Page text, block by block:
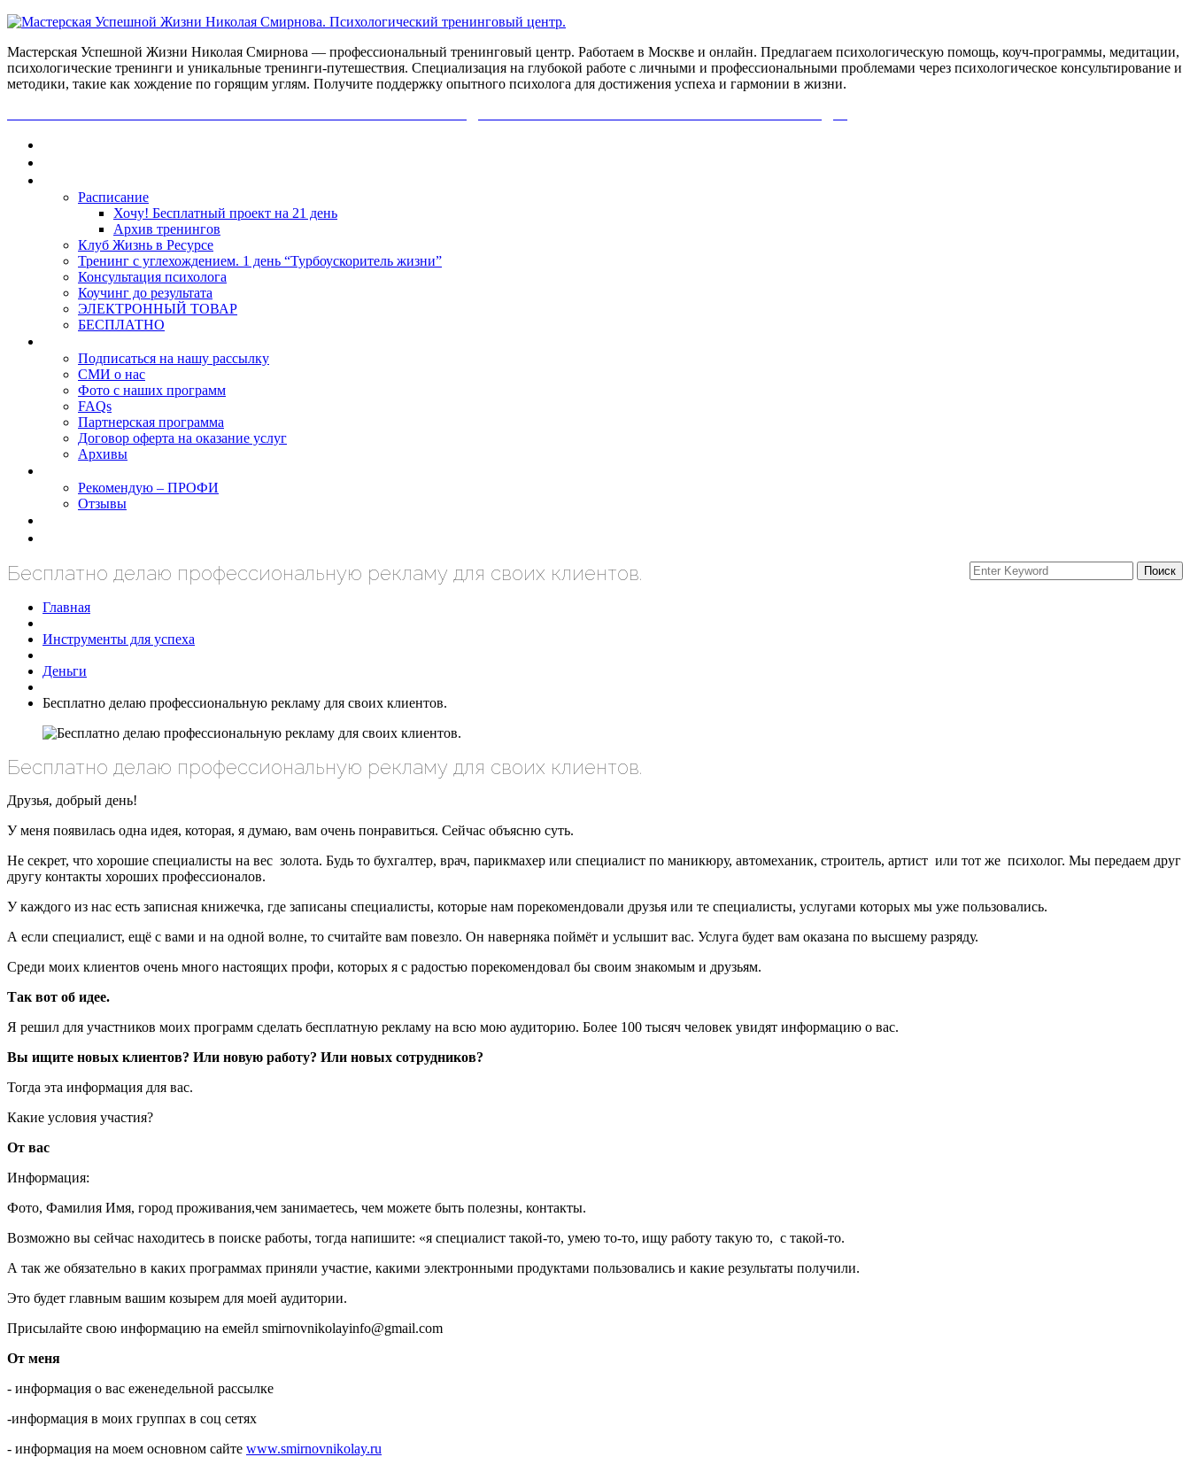
Мастерская Успешной Жизни Николая Смирнова — профессиональный тренинговый центр. Работаем в Москве и онлайн. Предлагаем психологическую помощь, коуч-программы, медитации,
психологические тренинги и уникальные тренинги-путешествия. Специализация на глубокой работе с личными и профессиональными проблемами через психологическое консультирование и
методики, такие как хождение по горящим углям. Получите поддержку опытного психолога для достижения успеха и гармонии в жизни.
Расписание
Хочу! Бесплатный проект на 21 день
Архив тренингов
Клуб Жизнь в Ресурсе
Тренинг с углехождением. 1 день “Турбоускоритель жизни”
Консультация психолога
Коучинг до результата
ЭЛЕКТРОННЫЙ ТОВАР
БЕСПЛАТНО
Подписаться на нашу рассылку
СМИ о нас
Фото с наших программ
FAQs
Партнерская программа
Договор оферта на оказание услуг
Архивы
Рекомендую – ПРОФИ
Отзывы
Бесплатно делаю профессиональную рекламу для своих клиентов.
Главная
Инструменты для успеха
Деньги
Бесплатно делаю профессиональную рекламу для своих клиентов.
Бесплатно делаю профессиональную рекламу для своих клиентов.
Друзья, добрый день!
У меня появилась одна идея, которая, я думаю, вам очень понравиться. Сейчас объясню суть.
Не секрет, что хорошие специалисты на вес золота. Будь то бухгалтер, врач, парикмахер или специалист по маникюру, автомеханик, строитель, артист или тот же психолог. Мы передаем друг
другу контакты хороших профессионалов.
У каждого из нас есть записная книжечка, где записаны специалисты, которые нам порекомендовали друзья или те специалисты, услугами которых мы уже пользовались.
А если специалист, ещё с вами и на одной волне, то считайте вам повезло. Он наверняка поймёт и услышит вас. Услуга будет вам оказана по высшему разряду.
Среди моих клиентов очень много настоящих профи, которых я с радостью порекомендовал бы своим знакомым и друзьям.
Так вот об идее.
Я решил для участников моих программ сделать бесплатную рекламу на всю мою аудиторию. Более 100 тысяч человек увидят информацию о вас.
Вы ищите новых клиентов? Или новую работу? Или новых сотрудников?
Тогда эта информация для вас.
Какие условия участия?
От вас
Информация:
Фото, Фамилия Имя, город проживания,чем занимаетесь, чем можете быть полезны, контакты.
Возможно вы сейчас находитесь в поиске работы, тогда напишите: «я специалист такой-то, умею то-то, ищу работу такую то, с такой-то.
А так же обязательно в каких программах приняли участие, какими электронными продуктами пользовались и какие результаты получили.
Это будет главным вашим козырем для моей аудитории.
Присылайте свою информацию на емейл smirnovnikolayinfo@gmail.com
От меня
- информация о вас еженедельной рассылке
-информация в моих группах в соц сетях
- информация на моем основном сайте www.smirnovnikolay.ru